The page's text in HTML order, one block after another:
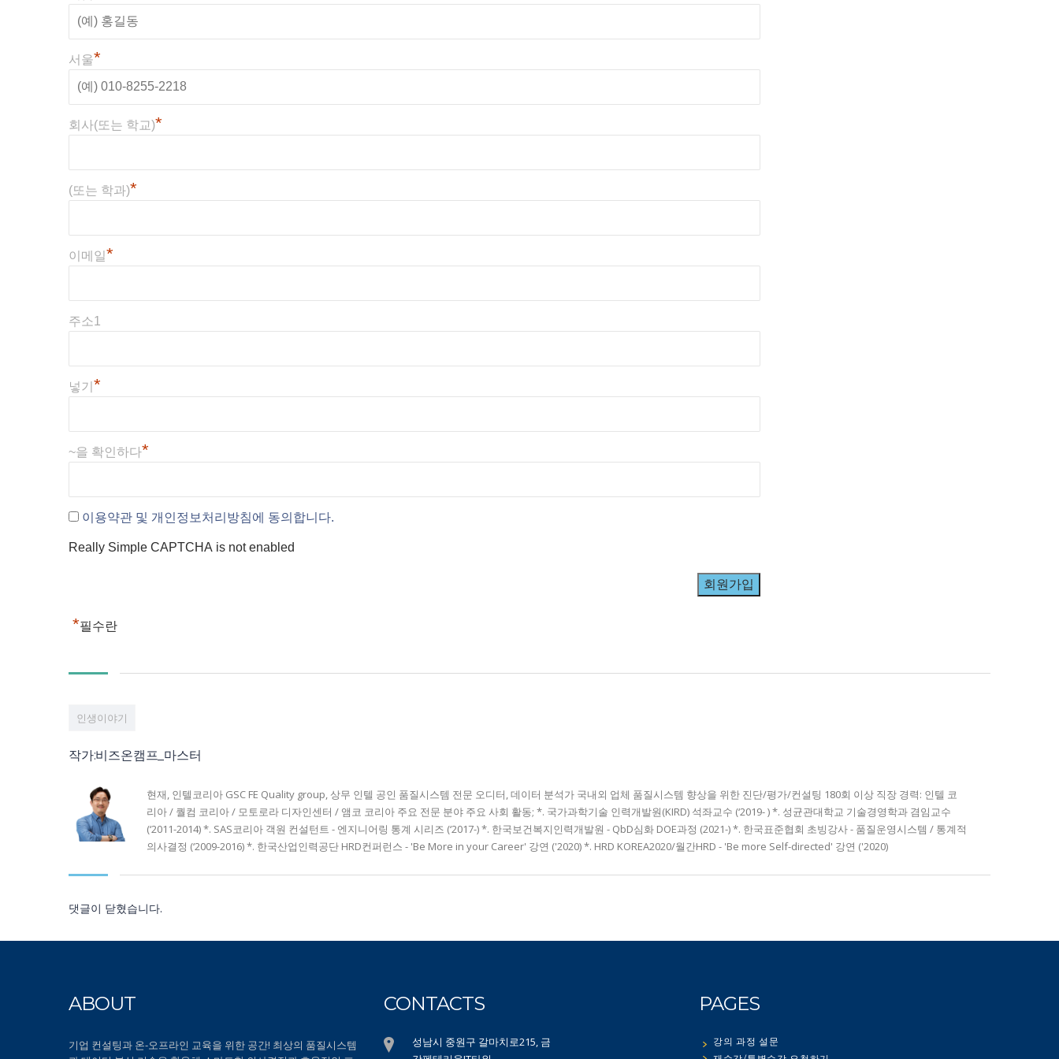
서울*
회사(또는 학교)*
(또는 학과)*
이메일*
주소1
넣기 *
~을 확인하다*
이용약관 및 개인정보처리방침에 동의합니다.
Really Simple CAPTCHA is not enabled
*필수란
인생이야기
작가:비즈온캠프_마스터
현재, 인텔코리아 GSC FE Quality group, 상무 인텔 공인 품질시스템 전문 오디터, 데이터 분석가 국내외 업체 품질시스템 향상을 위한 진단/평가/컨설팅 180회 이상 직장 경력: 인텔 코
리아 / 퀄컴 코리아 / 모토로라 디자인센터 / 앰코 코리아 주요 전문 분야 주요 사회 활동; *. 국가과학기술 인력개발원(KIRD) 석좌교수 (‘2019- ) *. 성균관대학교 기술경영학과 겸임교수
(‘2011-2014) *. SAS코리아 객원 컨설턴트 - 엔지니어링 통계 시리즈 (‘2017-) *. 한국보건복지인력개발원 - QbD심화 DOE과정 (2021-) *. 한국표준협회 초빙강사 - 품질운영시스템 / 통계적
의사결정 (‘2009-2016) *. 한국산업인력공단 HRD컨퍼런스 - 'Be More in your Career' 강연 ('2020) *. HRD KOREA2020/월간HRD - 'Be more Self-directed' 강연 ('2020)
댓글이 닫혔습니다.
ABOUT
기업 컨설팅과 온-오프라인 교육을 위한 공간! 최상의 품질시스템
CONTACTS
성남시 중원구 갈마치로215, 금
PAGES
강의 과정 설문